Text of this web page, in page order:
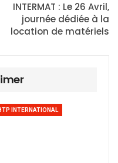
INTERMAT : Le 26 Avril,
journée dédiée à la
location de matériels
INTERNATIONAL